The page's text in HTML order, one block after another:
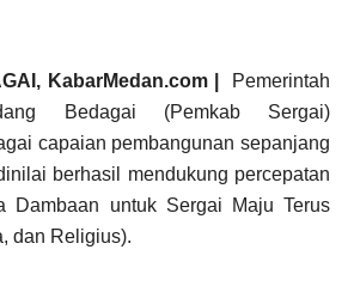
KabarMedan.com |
Pemerintah
Bedagai (Pemkab Sergai)
capaian pembangunan sepanjang
berhasil mendukung percepatan
Dambaan untuk Sergai Maju Terus
dan Religius).